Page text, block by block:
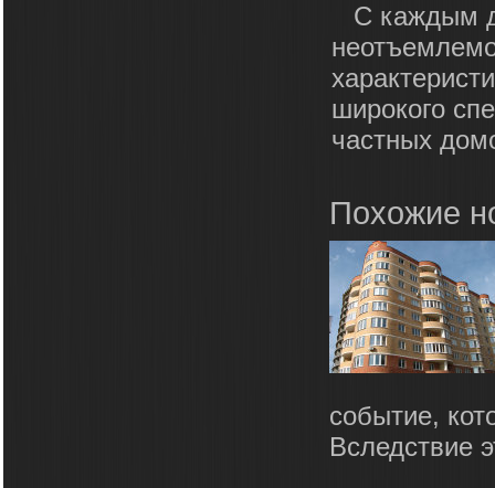
С каждым
широкого
частных
Похожие
событие,
Вследствие